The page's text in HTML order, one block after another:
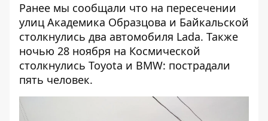
Ранее мы сообщали что на пересечении
улиц Академика Образцова и Байкальской
столкнулись два автомобиля Lada. Также
ночью 28 ноября на Космической
столкнулись Toyota и BMW: пострадали
пять человек.